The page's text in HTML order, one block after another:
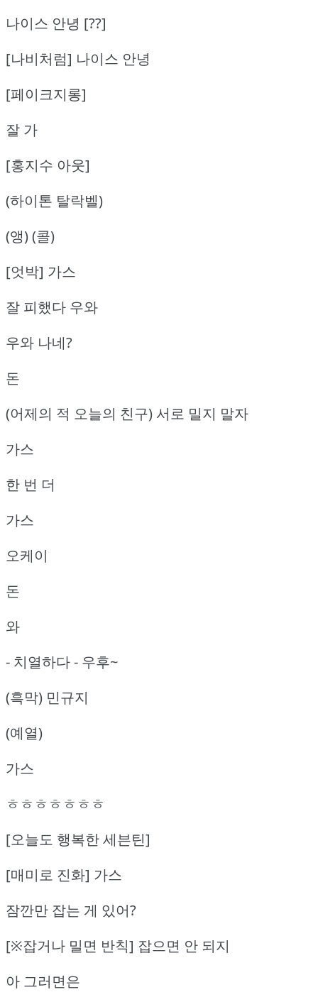
나이스 안녕 [??]
[나비처럼] 나이스 안녕
[페이크지롱]
잘 가
[홍지수 아웃]
(하이톤 탈락벨)
(앵) (콜)
[엇박] 가스
잘 피했다 우와
우와 나네?
돈
(어제의 적 오늘의 친구) 서로 밀지 말자
가스
한 번 더
가스
오케이
돈
와
- 치열하다 - 우후~
(흑막) 민규지
(예열)
가스
ㅎㅎㅎㅎㅎㅎㅎ
[오늘도 행복한 세븐틴]
[매미로 진화] 가스
잠깐만 잡는 게 있어?
[※잡거나 밀면 반칙] 잡으면 안 되지
아 그러면은